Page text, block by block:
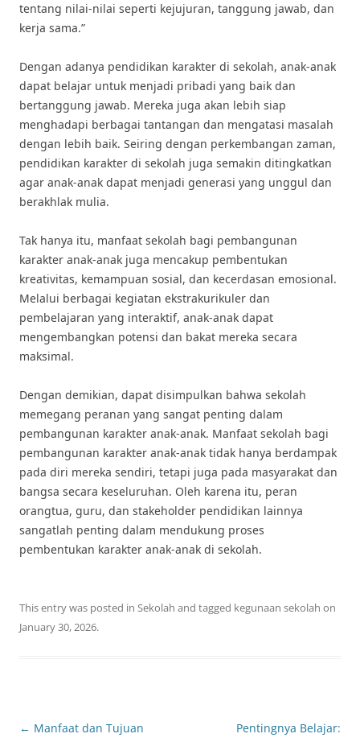
tentang nilai-nilai seperti kejujuran, tanggung jawab, dan
kerja sama.”
Dengan adanya pendidikan karakter di sekolah, anak-anak
dapat belajar untuk menjadi pribadi yang baik dan
bertanggung jawab. Mereka juga akan lebih siap
menghadapi berbagai tantangan dan mengatasi masalah
dengan lebih baik. Seiring dengan perkembangan zaman,
pendidikan karakter di sekolah juga semakin ditingkatkan
agar anak-anak dapat menjadi generasi yang unggul dan
berakhlak mulia.
Tak hanya itu, manfaat sekolah bagi pembangunan
karakter anak-anak juga mencakup pembentukan
kreativitas, kemampuan sosial, dan kecerdasan emosional.
Melalui berbagai kegiatan ekstrakurikuler dan
pembelajaran yang interaktif, anak-anak dapat
mengembangkan potensi dan bakat mereka secara
maksimal.
Dengan demikian, dapat disimpulkan bahwa sekolah
memegang peranan yang sangat penting dalam
pembangunan karakter anak-anak. Manfaat sekolah bagi
pembangunan karakter anak-anak tidak hanya berdampak
pada diri mereka sendiri, tetapi juga pada masyarakat dan
bangsa secara keseluruhan. Oleh karena itu, peran
orangtua, guru, dan stakeholder pendidikan lainnya
sangatlah penting dalam mendukung proses
pembentukan karakter anak-anak di sekolah.
This entry was posted in Sekolah and tagged kegunaan sekolah on
January 30, 2026.
Post
← Manfaat dan Tujuan
Pentingnya Belajar: